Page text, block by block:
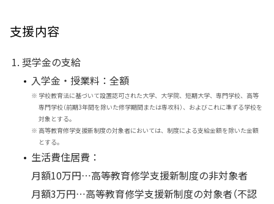
支援内容
奨学金の支給
入学金・授業料：全額
※ 学校教育法に基づいて設置認可された大学、大学院、短期大学、専門学校、高等
専門学校（前期3年間を除いた修学期間または専攻科）、およびこれに準ずる学校を
対象とする。
※ 高等教育修学支援新制度の対象者においては、制度による支給金額を除いた金額
とする。
生活費住居費：
月額10万円…高等教育修学支援新制度の非対象者
月額3万円…高等教育修学支援新制度の対象者（不認